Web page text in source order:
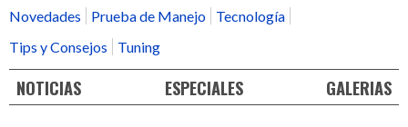
Novedades
Prueba de Manejo
Tecnología
Tips y Consejos
Tuning
NOTICIAS ESPECIALES GALERIAS